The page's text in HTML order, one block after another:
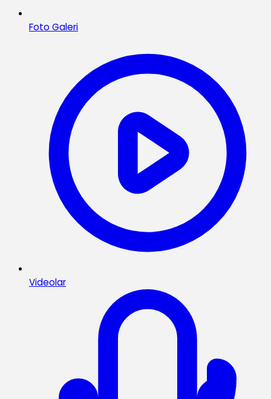
Foto Galeri
Videolar